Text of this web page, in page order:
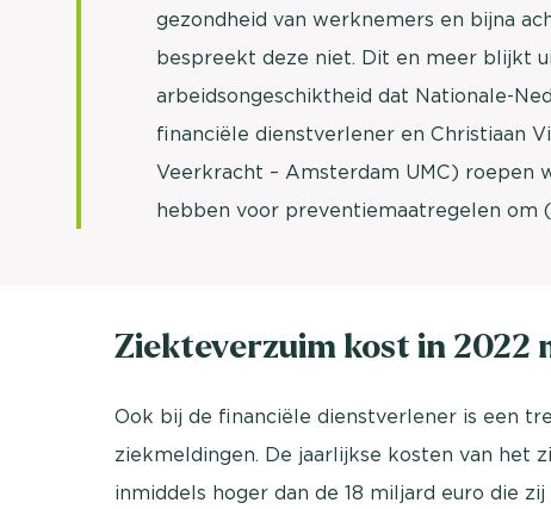
gezondheid van werknemers en bijna
bespreekt deze niet. Dit en meer blijkt
arbeidsongeschiktheid dat Nationale-
financiële dienstverlener en Christiaan
Veerkracht – Amsterdam UMC) roepen
hebben voor preventiemaatregelen om
Ziekteverzuim kost in 2022
Ook bij de financiële dienstverlener is een
ziekmeldingen. De jaarlijkse kosten van het
inmiddels hoger dan de 18 miljard euro die